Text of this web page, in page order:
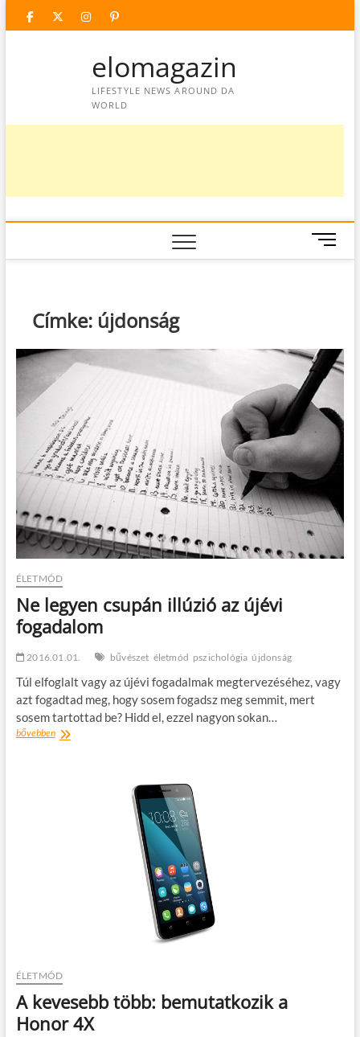
facebooktwitter
instagram
googleplus
pinterest
elomagazin
LIFESTYLE NEWS AROUND DA
WORLD
M
e
t
o
Címke: újdonság
ÉLETMÓD
Ne legyen csupán illúzió az újévi
fogadalom
2016.01.01. bűvészet életmód pszichológia újdonság
Túl elfoglalt vagy az újévi fogadalmak megtervezéséhez, vagy
azt fogadtad meg, hogy sosem fogadsz meg semmit, mert
sosem tartottad be? Hidd el, ezzel nagyon sokan…
bővebbenNe
ÉLETMÓD
A kevesebb több: bemutatkozik a
Honor 4X